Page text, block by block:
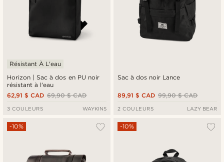
Horizon | Sac à dos en PU noir
résistant à l'eau
Résistant À L'eau
69,90 $ CAD
62,91 $ CAD
3 COULEURS WAYKINS
Sac à dos noir Lance
99,90 $ CAD
89,91 $ CAD
2 COULEURS LAZY BEAR
-10% -10%